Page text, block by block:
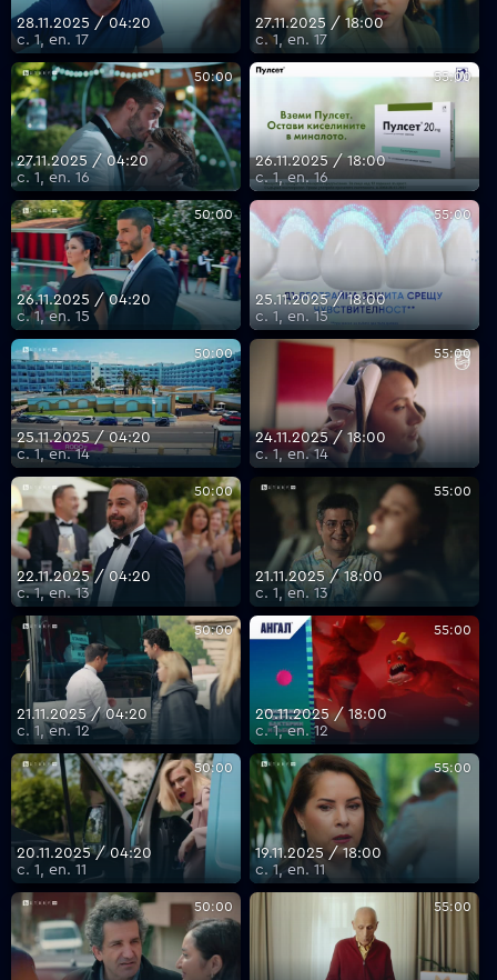
28.11.2025 / 04:20
с. 1, еп. 17
27.11.2025 / 18:00
с. 1, еп. 17
50:00
27.11.2025 / 04:20
с. 1, еп. 16
55:00
26.11.2025 / 18:00
с. 1, еп. 16
50:00
26.11.2025 / 04:20
с. 1, еп. 15
55:00
25.11.2025 / 18:00
с. 1, еп. 15
50:00
25.11.2025 / 04:20
с. 1, еп. 14
55:00
24.11.2025 / 18:00
с. 1, еп. 14
50:00
22.11.2025 / 04:20
с. 1, еп. 13
55:00
21.11.2025 / 18:00
с. 1, еп. 13
50:00
21.11.2025 / 04:20
с. 1, еп. 12
55:00
20.11.2025 / 18:00
с. 1, еп. 12
50:00
20.11.2025 / 04:20
с. 1, еп. 11
55:00
19.11.2025 / 18:00
с. 1, еп. 11
50:00 55:00